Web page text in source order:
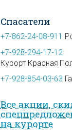
Спасатели
+7-862-24-08-911
+7-928-294-17-12
Курорт Красная
+7-928-854-03-63
Все акции,
на курорте